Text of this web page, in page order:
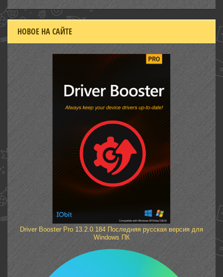
НОВОЕ НА САЙТЕ
Driver Booster Pro 13.2.0.184 Последняя русская версия для
Windows ПК